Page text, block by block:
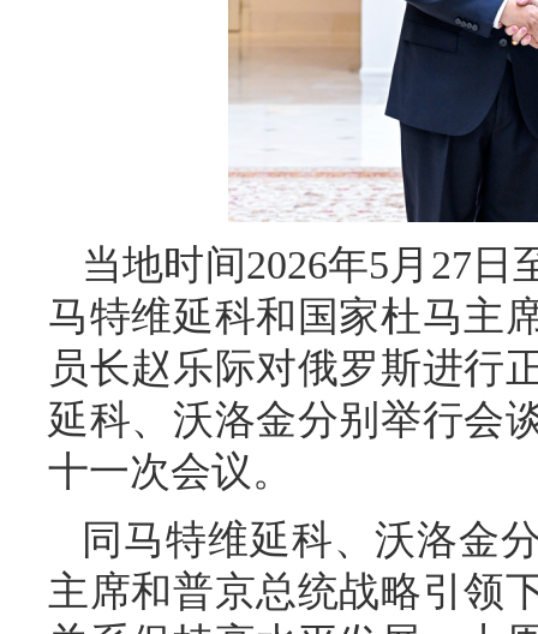
当地时间2026年5月27
马特维延科和国家杜马主
员长赵乐际对俄罗斯进行
延科、沃洛金分别举行会
十一次会议。
同马特维延科、沃洛金
主席和普京总统战略引领